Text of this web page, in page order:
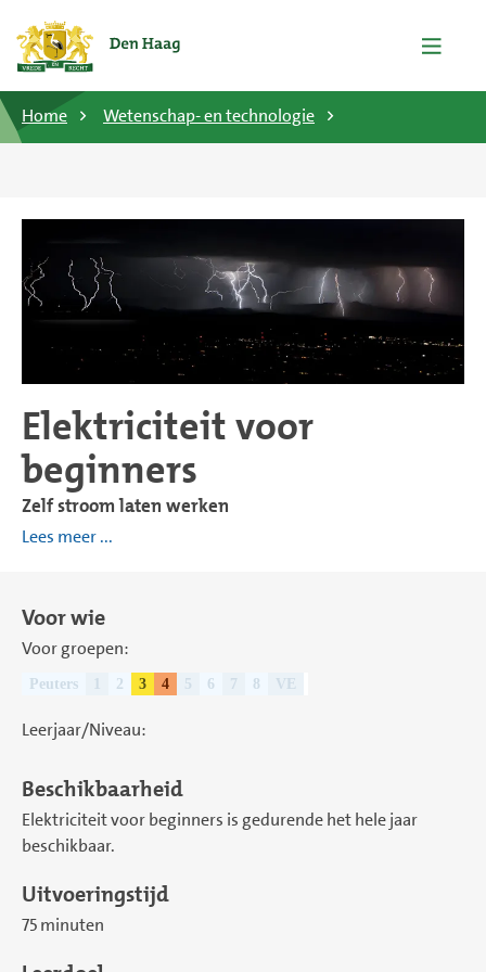
Home Wetenschap- en technologie
Elektriciteit voor
beginners
Zelf stroom laten werken
Lees meer ...
Voor wie
Voor groepen:
Peuters 2 3 4 5 6 7 8 VE
Leerjaar/Niveau:
Beschikbaarheid
Elektriciteit voor beginners is gedurende het hele jaar
beschikbaar.
Uitvoeringstijd
75 minuten